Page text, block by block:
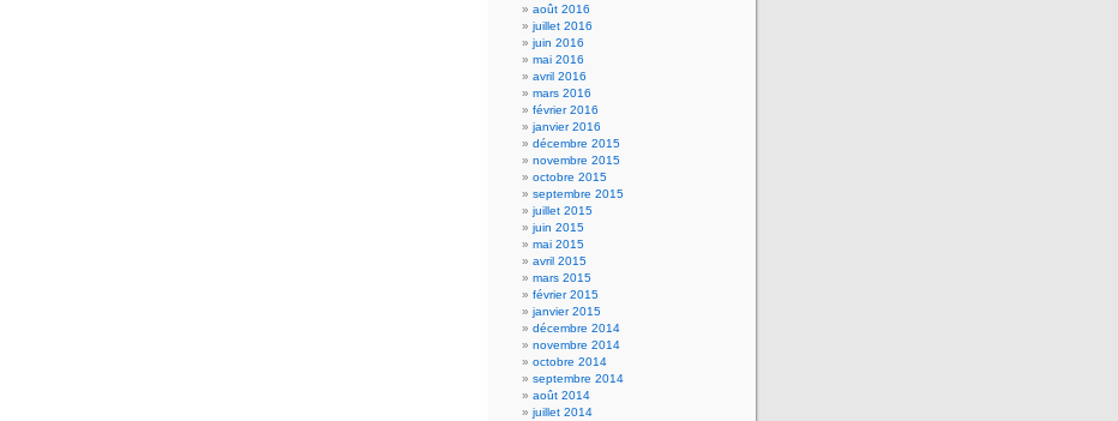
août 2016
juillet 2016
juin 2016
mai 2016
avril 2016
mars 2016
février 2016
janvier 2016
décembre 2015
novembre 2015
octobre 2015
septembre 2015
juillet 2015
juin 2015
mai 2015
avril 2015
mars 2015
février 2015
janvier 2015
décembre 2014
novembre 2014
octobre 2014
septembre 2014
août 2014
juillet 2014